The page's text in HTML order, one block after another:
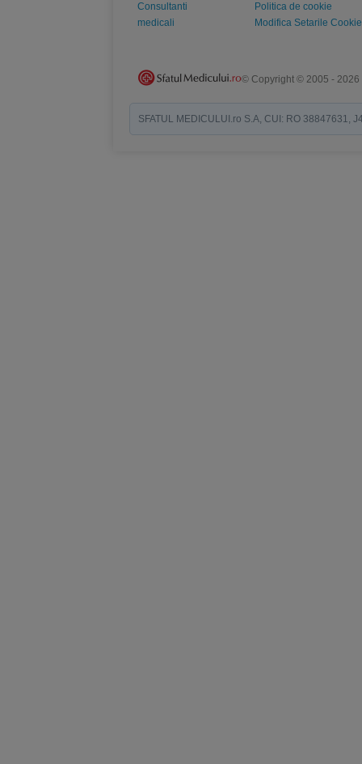
Consultanti
medicali
Politica de cookie
Modifica Setarile Cookie
© Copyright © 2005 - 2026
SFATUL MEDICULUI.ro S.A, CUI: RO 38847631,